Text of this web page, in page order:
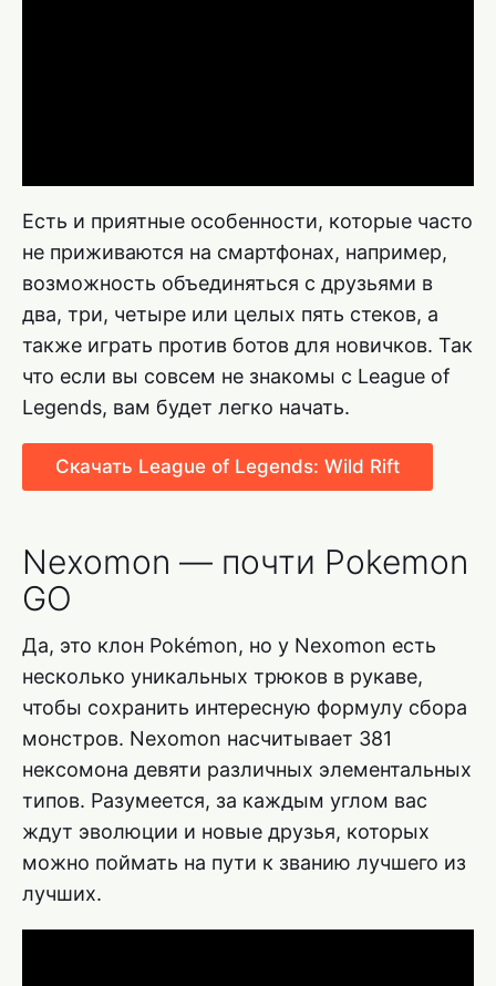
Есть и приятные особенности, которые часто
не приживаются на смартфонах, например,
возможность объединяться с друзьями в
два, три, четыре или целых пять стеков, а
также играть против ботов для новичков. Так
что если вы совсем не знакомы с League of
Legends, вам будет легко начать.
Скачать League of Legends: Wild Rift
Nexomon — почти Pokemon
GO
Да, это клон Pokémon, но у Nexomon есть
несколько уникальных трюков в рукаве,
чтобы сохранить интересную формулу сбора
монстров. Nexomon насчитывает 381
нексомона девяти различных элементальных
типов. Разумеется, за каждым углом вас
ждут эволюции и новые друзья, которых
можно поймать на пути к званию лучшего из
лучших.